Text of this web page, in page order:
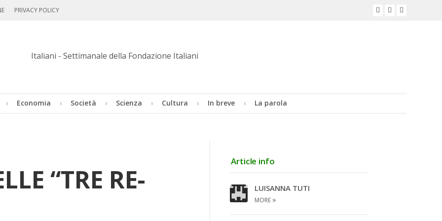
PRIVACY POLICY
Economia Società Scienza Cultura In breve La parola
“TRE RE­
Article info
LUISANNA TUTI
MORE »